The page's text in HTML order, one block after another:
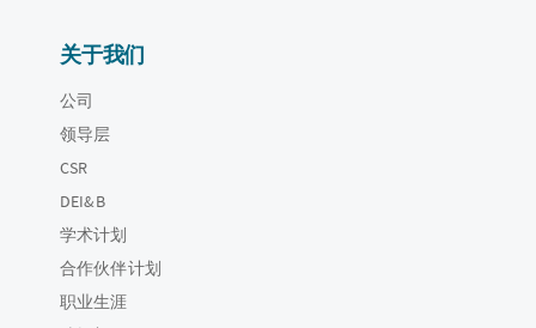
关于我们
公司
领导层
CSR
DEI&B
学术计划
合作伙伴计划
职业生涯